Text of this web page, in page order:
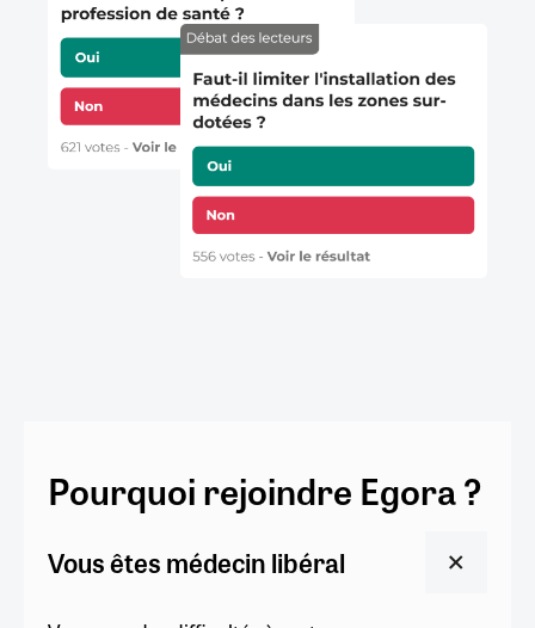
Pourquoi rejoindre Egora ?
Vous êtes médecin libéral